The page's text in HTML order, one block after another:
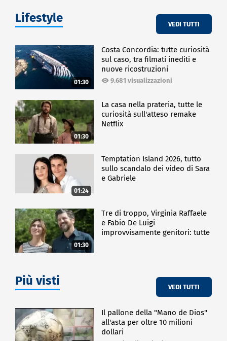
Lifestyle VEDI TUTTI
01:30
Costa Concordia: tutte curiosità
sul caso, tra filmati inediti e
nuove ricostruzioni
9.681 visualizzazioni
01:30
La casa nella prateria, tutte le
curiosità sull'atteso remake
Netflix
01:24
Temptation Island 2026, tutto
sullo scandalo dei video di Sara
e Gabriele
01:30
Tre di troppo, Virginia Raffaele
e Fabio De Luigi
improvvisamente genitori: tutte
Più visti VEDI TUTTI
Il pallone della "Mano de Dios"
all'asta per oltre 10 milioni
dollari